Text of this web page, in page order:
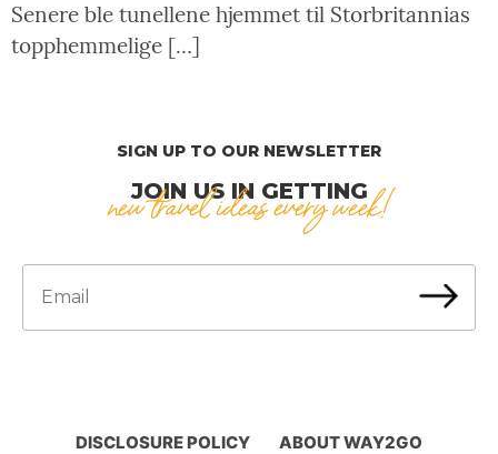
Senere ble tunellene hjemmet til Storbritannias
topphemmelige […]
SIGN UP TO OUR NEWSLETTER
JOIN US IN GETTING
new travel ideas every week!
DISCLOSURE POLICY ABOUT WAY2GO